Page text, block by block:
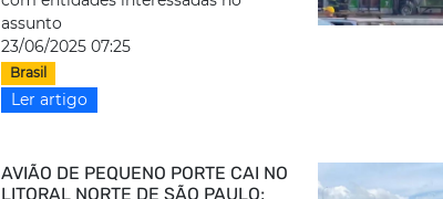
assunto
23/06/2025 07:25
Brasil
Ler artigo
AVIÃO DE PEQUENO PORTE CAI NO
LITORAL NORTE DE SÃO PAULO;